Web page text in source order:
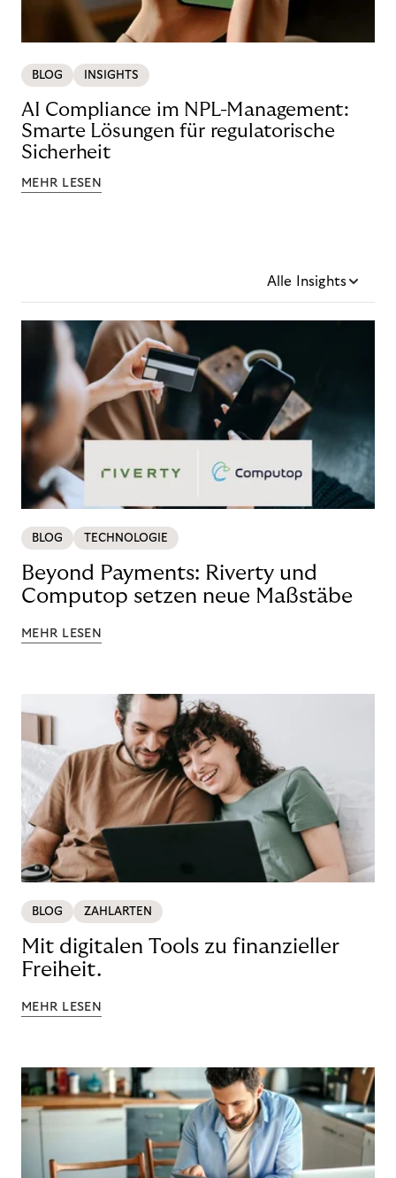
BLOG INSIGHTS
AI Compliance im NPL-Management:
Smarte Lösungen für regulatorische
Sicherheit
MEHR LESEN
Alle Insights
BLOG TECHNOLOGIE
Beyond Payments: Riverty und
Computop setzen neue Maßstäbe
MEHR LESEN
BLOG ZAHLARTEN
Mit digitalen Tools zu finanzieller
Freiheit.
MEHR LESEN